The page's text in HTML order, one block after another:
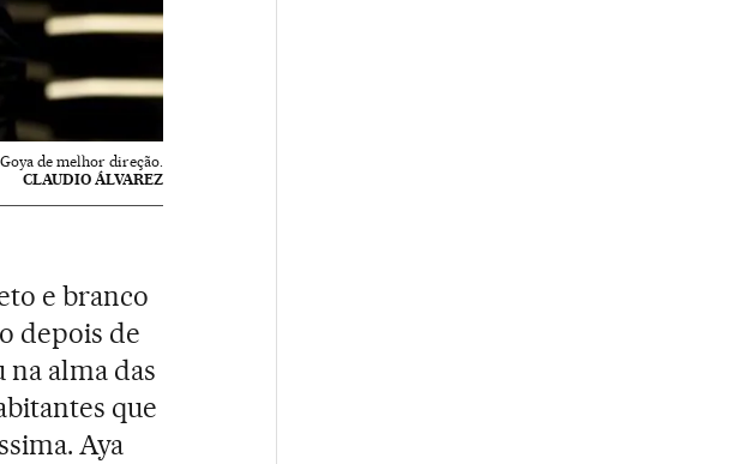
de melhor direção.
CLAUDIO ÁLVAREZ
e branco
depois de
alma das
que
Aya